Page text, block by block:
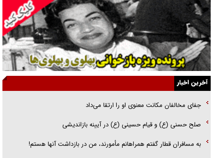
راهبرد غافلگیری با نسل جدید پهپاد‌ها
جنجال پزشکان تقلبی در صنعت زیبایی
یهودی‌ها در ادبیات داستانی اروپا؛ از شکسپیر تا دیکنز
گفت‌وگو با خواهر یکی از شهدای جنگ رمضان/ خواهرم فرمانده جهادی و
اهل خدمت بی‌منت بود
آخرین اخبار
جفای مخالفان مکانت معنوی او را ارتقا می‌داد
صلح حسنی (ع) و قیام حسینی (ع) در آیینه بازاندیشی
به مسافران قطار گفتم همراهانم مأمورند، من در بازداشت آنها هستم!